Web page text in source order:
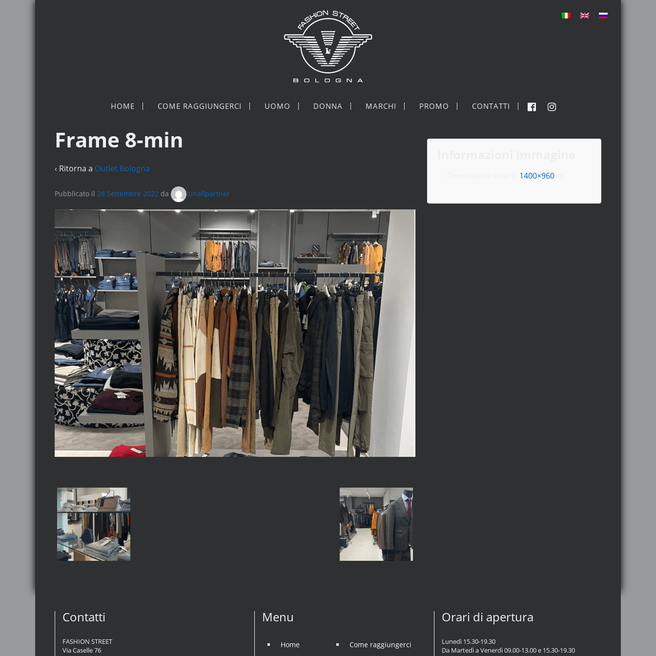
HOME COME RAGGIUNGERCI UOMO DONNA MARCHI PROMO CONTATTI
Frame 8-min
‹ Ritorna a Outlet Bologna
Pubblicato il 28 Settembre 2022 da lunaflpartner
1400×960px
Contatti
FASHION STREET
Via Caselle 76
Menu
Home
Come raggiungerci
Orari di apertura
Lunedì 15.30-19.30
Da Martedì a Venerdì 09.00-13.00 e 15.30-19.30